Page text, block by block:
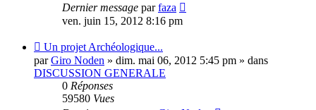
Dernier message parfaza
ven. juin 15, 2012 8:16 pm
Nouveau
message
Un projet Archéologique...
parGiro Noden » dim. mai 06, 2012 5:45 pm » dans
DISCUSSION GENERALE
0 Réponses
59580 Vues